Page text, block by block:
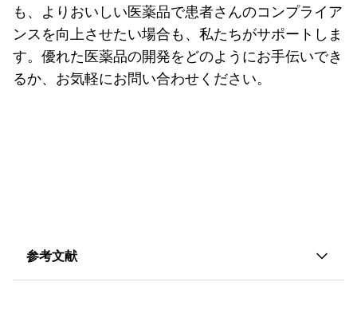
も、よりおいしい医薬品で患者さんのコンプライア
ンスを向上させたい場合も、私たちがサポートしま
す。優れた医薬品の開発をどのようにお手伝いでき
るか、お気軽にお問い合わせください。
参考文献